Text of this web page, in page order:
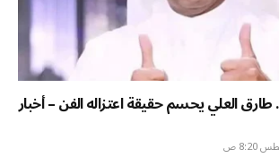
العلي يحسم حقيقة اعتزاله الفن – أخبار